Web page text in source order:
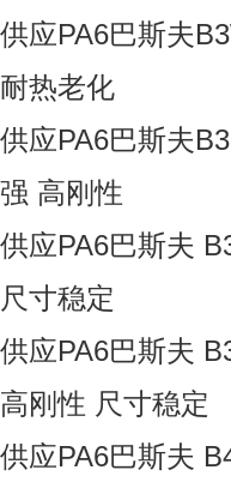
供应PA6巴斯夫
耐热老化
供应PA6巴斯夫
强 高刚性
供应PA6巴斯夫
尺寸稳定
供应PA6巴斯夫
高刚性 尺寸稳定
供应PA6巴斯夫